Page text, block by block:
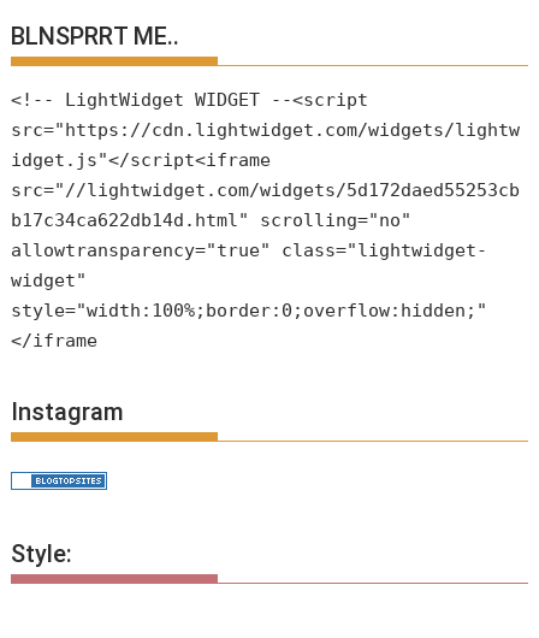
BLNSPRRT ME..
<!-- LightWidget WIDGET --<script
src="https://cdn.lightwidget.com/widgets/lightw
idget.js"</script<iframe
src="//lightwidget.com/widgets/5d172daed55253cb
b17c34ca622db14d.html" scrolling="no"
allowtransparency="true" class="lightwidget-
widget"
style="width:100%;border:0;overflow:hidden;"
</iframe
Instagram
Style: